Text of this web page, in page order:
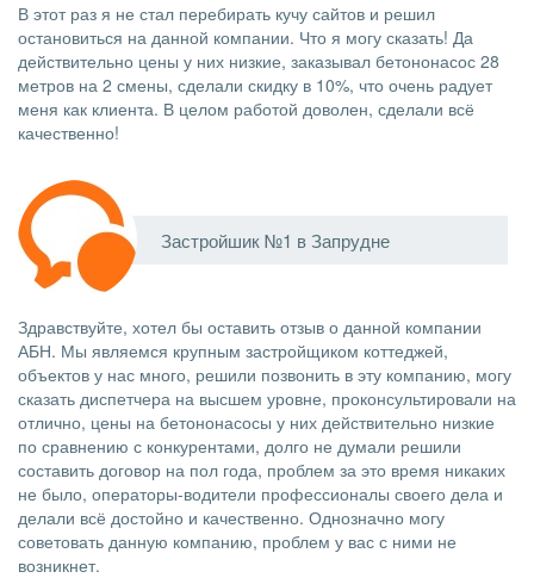
В этот раз я не стал перебирать кучу сайтов и решил
остановиться на данной компании. Что я могу сказать! Да
действительно цены у них низкие, заказывал бетононасос 28
метров на 2 смены, сделали скидку в 10%, что очень радует
меня как клиента. В целом работой доволен, сделали всё
качественно!
Застройшик №1 в Запрудне
Здравствуйте, хотел бы оставить отзыв о данной компании
АБН. Мы являемся крупным застройщиком коттеджей,
объектов у нас много, решили позвонить в эту компанию, могу
сказать диспетчера на высшем уровне, проконсультировали на
отлично, цены на бетононасосы у них действительно низкие
по сравнению с конкурентами, долго не думали решили
составить договор на пол года, проблем за это время никаких
не было, операторы-водители профессионалы своего дела и
делали всё достойно и качественно. Однозначно могу
советовать данную компанию, проблем у вас с ними не
возникнет.